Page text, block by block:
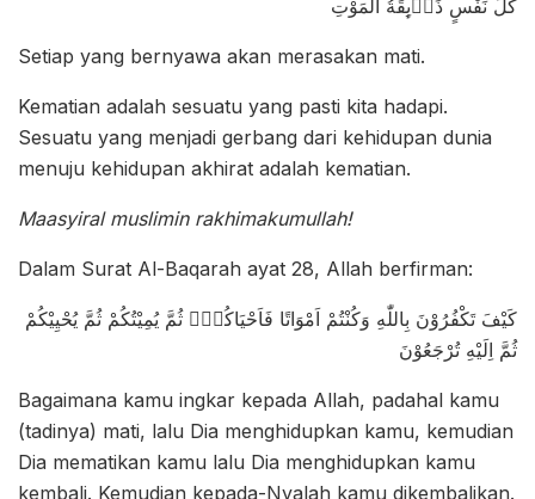
كُلُّ نَفْسٍ ذَاۤىِٕقَةُ الْمَوْتِ
Setiap yang bernyawa akan merasakan mati.
Kematian adalah sesuatu yang pasti kita hadapi.
Sesuatu yang menjadi gerbang dari kehidupan dunia
menuju kehidupan akhirat adalah kematian.
Maasyiral muslimin rakhimakumullah!
Dalam Surat Al-Baqarah ayat 28, Allah berfirman:
كَيْفَ تَكْفُرُوْنَ بِاللّٰهِ وَكُنْتُمْ اَمْوَاتًا فَاَحْيَاكُمْۚ ثُمَّ يُمِيْتُكُمْ ثُمَّ يُحْيِيْكُمْ
ثُمَّ اِلَيْهِ تُرْجَعُوْنَ
Bagaimana kamu ingkar kepada Allah, padahal kamu
(tadinya) mati, lalu Dia menghidupkan kamu, kemudian
Dia mematikan kamu lalu Dia menghidupkan kamu
kembali. Kemudian kepada-Nyalah kamu dikembalikan.